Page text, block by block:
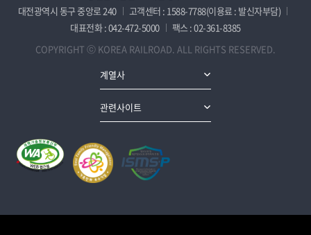
대전광역시 동구 중앙로 240
고객센터 : 1588-7788(이용료 : 발신자부담)
대표전화 : 042-472-5000
팩스 : 02-361-8385
COPYRIGHT ⓒ KOREA RAILROAD. ALL RIGHTS RESERVED.
계열사
관련사이트